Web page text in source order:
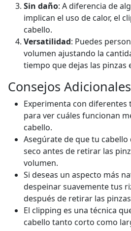
Sin daño: A diferencia de
implican el uso de calor, el
cabello.
Versatilidad: Puedes
volumen ajustando la
tiempo que dejas las pinzas
Consejos Adicionales
Experimenta con diferentes
para ver cuáles funcionan
cabello.
Asegúrate de que tu
seco antes de retirar las
volumen.
Si deseas un aspecto más
despeinar suavemente tus
después de retirar las
El clipping es una técnica
cabello tanto corto como